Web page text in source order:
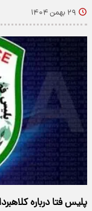
۲۹ بهمن ۱۴۰۴
پلیس فتا درباره